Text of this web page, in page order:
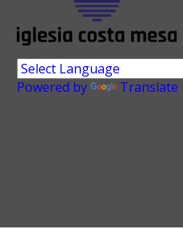
Powered by Translate